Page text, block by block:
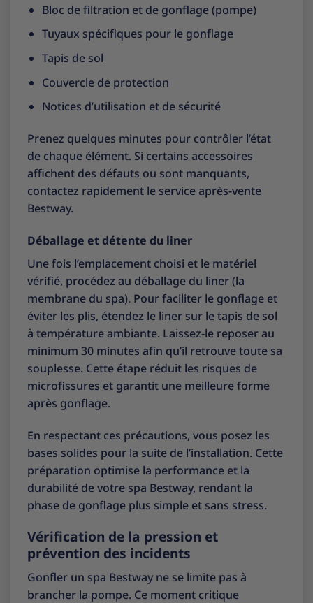
Bloc de filtration et de gonflage (pompe)
Tuyaux spécifiques pour le gonflage
Tapis de sol
Couvercle de protection
Notices d’utilisation et de sécurité
Prenez quelques minutes pour contrôler l’état
de chaque élément. Si certains accessoires
affichent des défauts ou sont manquants,
contactez rapidement le service après-vente
Bestway.
Déballage et détente du liner
Une fois l’emplacement choisi et le matériel
vérifié, procédez au déballage du liner (la
membrane du spa). Pour faciliter le gonflage et
éviter les plis, étendez le liner sur le tapis de sol
à température ambiante. Laissez-le reposer au
minimum 30 minutes afin qu’il retrouve toute sa
souplesse. Cette étape réduit les risques de
microfissures et garantit une meilleure forme
après gonflage.
En respectant ces précautions, vous posez les
bases solides pour la suite de l’installation. Cette
préparation optimise la performance et la
durabilité de votre spa Bestway, rendant la
phase de gonflage plus simple et sans stress.
Vérification de la pression et
prévention des incidents
Gonfler un spa Bestway ne se limite pas à
brancher la pompe. Ce moment critique